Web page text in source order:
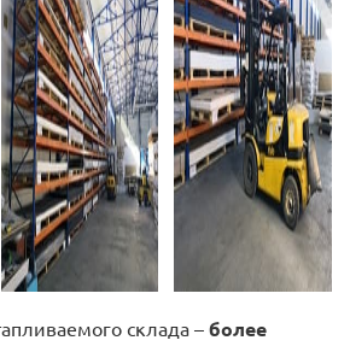
склада – более